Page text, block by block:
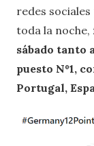
redes
toda la noche,
sábado tanto
puesto Nº1,
Portugal,